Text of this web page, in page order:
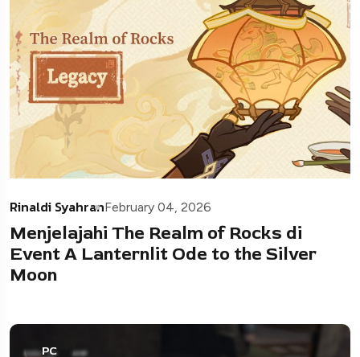
Rinaldi SyahranFebruary 04, 2026
Menjelajahi The Realm of Rocks di
Event A Lanternlit Ode to the Silver
Moon
PC